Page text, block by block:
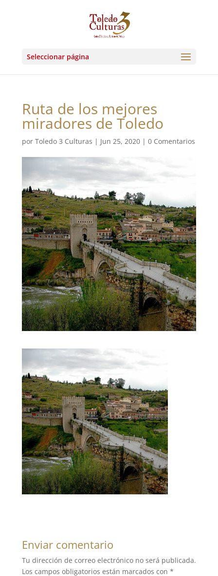
Seleccionar página
Ruta de los mejores
miradores de Toledo
por Toledo 3 Culturas | Jun 25, 2020| 0 Comentarios
Enviar comentario
Tu dirección de correo electrónico no será publicada.
Los campos obligatorios están marcados con *